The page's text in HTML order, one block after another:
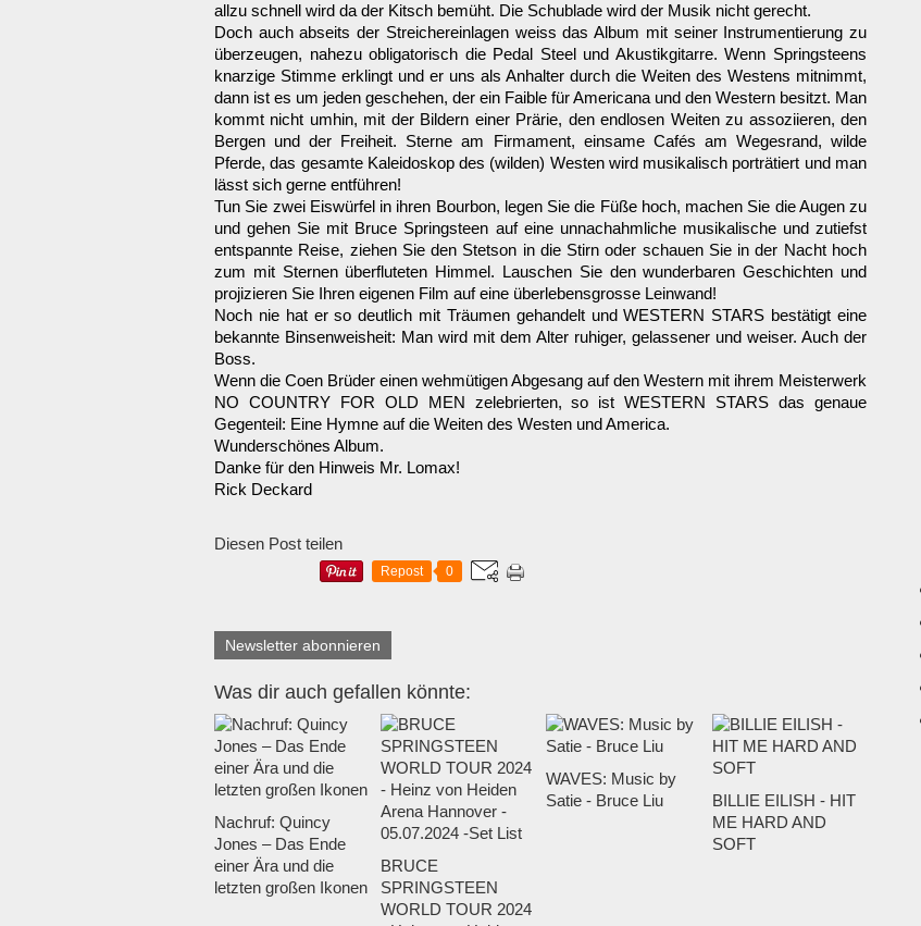
allzu schnell wird da der Kitsch bemüht. Die Schublade wird der Musik nicht gerecht.
Doch auch abseits der Streichereinlagen weiss das Album mit seiner Instrumentierung zu
überzeugen, nahezu obligatorisch die Pedal Steel und Akustikgitarre. Wenn Springsteens
knarzige Stimme erklingt und er uns als Anhalter durch die Weiten des Westens mitnimmt,
dann ist es um jeden geschehen, der ein Faible für Americana und den Western besitzt. Man
kommt nicht umhin, mit der Bildern einer Prärie, den endlosen Weiten zu assoziieren, den
Bergen und der Freiheit. Sterne am Firmament, einsame Cafés am Wegesrand, wilde
Pferde, das gesamte Kaleidoskop des (wilden) Westen wird musikalisch porträtiert und man
lässt sich gerne entführen!
Tun Sie zwei Eiswürfel in ihren Bourbon, legen Sie die Füße hoch, machen Sie die Augen zu
und gehen Sie mit Bruce Springsteen auf eine unnachahmliche musikalische und zutiefst
entspannte Reise, ziehen Sie den Stetson in die Stirn oder schauen Sie in der Nacht hoch
zum mit Sternen überfluteten Himmel. Lauschen Sie den wunderbaren Geschichten und
projizieren Sie Ihren eigenen Film auf eine überlebensgrosse Leinwand!
Noch nie hat er so deutlich mit Träumen gehandelt und WESTERN STARS bestätigt eine
bekannte Binsenweisheit: Man wird mit dem Alter ruhiger, gelassener und weiser. Auch der
Boss.
Wenn die Coen Brüder einen wehmütigen Abgesang auf den Western mit ihrem Meisterwerk
NO COUNTRY FOR OLD MEN zelebrierten, so ist WESTERN STARS das genaue
Gegenteil: Eine Hymne auf die Weiten des Westen und America.
Wunderschönes Album.
Danke für den Hinweis Mr. Lomax!
Rick Deckard
Diesen Post teilen
Repost 0
Newsletter abonnieren
Was dir auch gefallen könnte:
Nachruf: Quincy
Jones – Das Ende
einer Ära und die
letzten großen Ikonen
BRUCE
SPRINGSTEEN
WORLD TOUR 2024
WAVES: Music by
Satie - Bruce Liu
BILLIE EILISH - HIT
ME HARD AND
SOFT